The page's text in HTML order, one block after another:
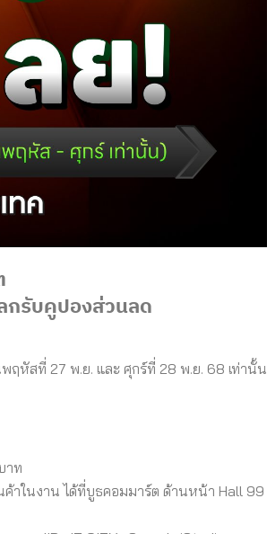
กรับคูปองส่วนลด
พฤหัสที่ 27 พ.ย. และ ศุกร์ที่ 28 พ.ย. 68 เท่านั้น
าท
าในงาน ได้ที่บูธคอมมาร์ต ด้านหน้า Hall 99